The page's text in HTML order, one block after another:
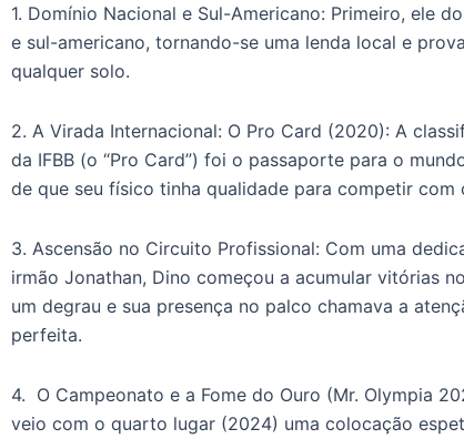
1. Domínio Nacional e Sul-Americano: Primeiro, ele
e sul-americano, tornando-se uma lenda local e
qualquer solo.
2. A Virada Internacional: O Pro Card (2020): A
da IFBB (o “Pro Card”) foi o passaporte para o
de que seu físico tinha qualidade para competir com
3. Ascensão no Circuito Profissional: Com uma
irmão Jonathan, Dino começou a acumular vitórias
um degrau e sua presença no palco chamava a
perfeita.
4. O Campeonato e a Fome do Ouro (Mr. Olympia
veio com o quarto lugar (2024) uma colocação